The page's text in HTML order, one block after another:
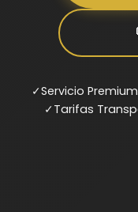
✓Servicio
✓Tarifas